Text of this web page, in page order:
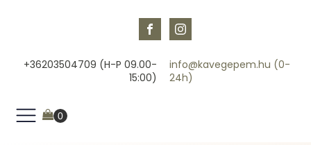
+36203504709 (H-P 09.00-
15:00)
info@kavegepem.hu (0-
24h)